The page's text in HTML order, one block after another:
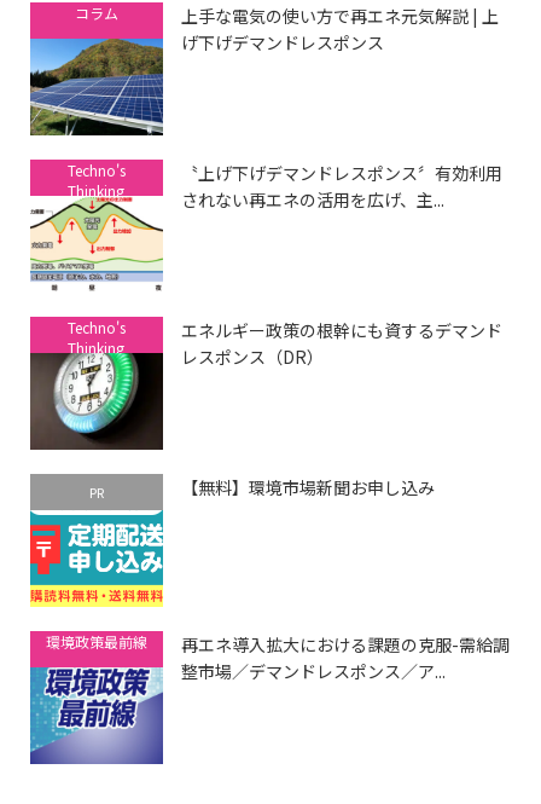
コラム
上手な電気の使い方で再エネ元気解説 | 上
げ下げデマンドレスポンス
Techno's
Thinking
〝上げ下げデマンドレスポンス〞有効利用
されない再エネの活用を広げ、主...
Techno's
Thinking
エネルギー政策の根幹にも資するデマンド
レスポンス（DR）
PR 【無料】環境市場新聞お申し込み
環境政策最前線
再エネ導入拡大における課題の克服-需給調
整市場／デマンドレスポンス／ア...